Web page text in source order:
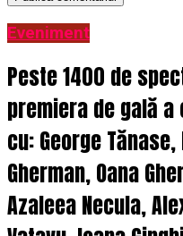
Eveniment
Peste 1400 de
premiera de gală a
cu: George
Gherman, Oana
Azaleea Necula,